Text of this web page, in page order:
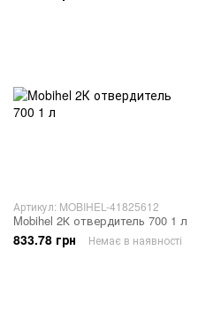
Артикул: MOBIHEL-41825612
Mobihel 2К отвердитель 700 1 л
833.78 грн Немає в наявності